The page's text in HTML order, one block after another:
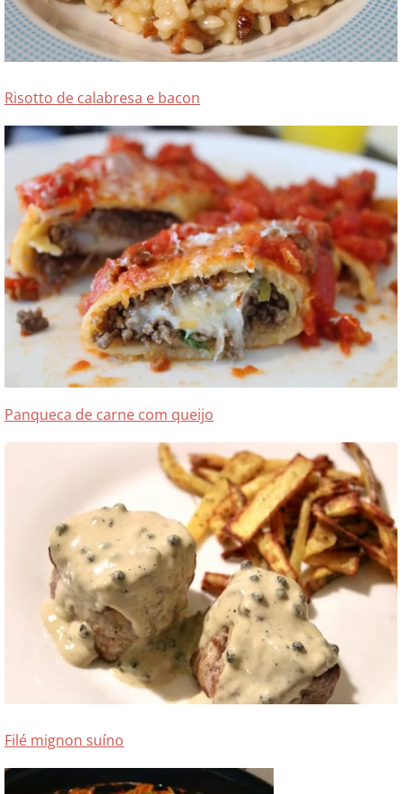
Risotto de calabresa e bacon
Panqueca de carne com queijo
Filé mignon suíno